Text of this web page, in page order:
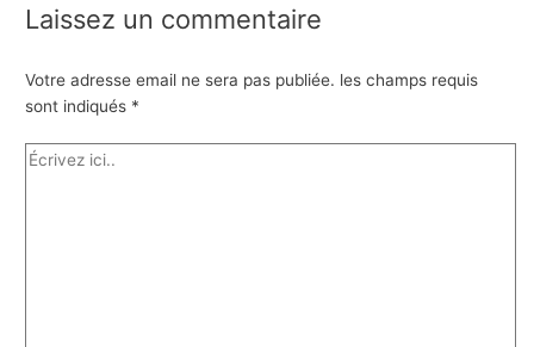
Laissez un commentaire
Votre adresse email ne sera pas publiée. les champs requis
sont indiqués *